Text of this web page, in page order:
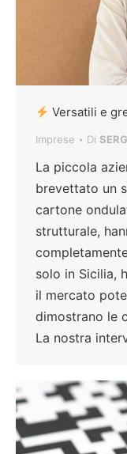
Versatili e
Imprese Di
La piccola
brevettato un
cartone
strutturale,
solo in Sicilia,
il mercato
dimostrano le
La nostra